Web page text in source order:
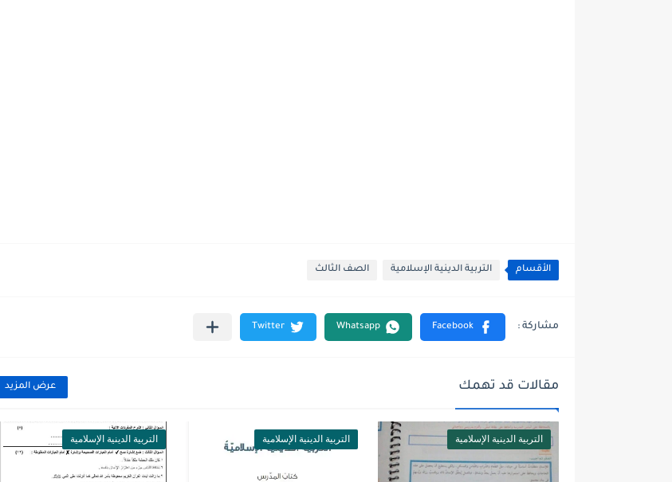
الأقسام التربية الدينية الإسلامية الصف الثالث
مقالات قد تهمك عرض المزيد
التربية الدينية الإسلامية التربية الدينية الإسلامية التربية الدينية الإسلامية